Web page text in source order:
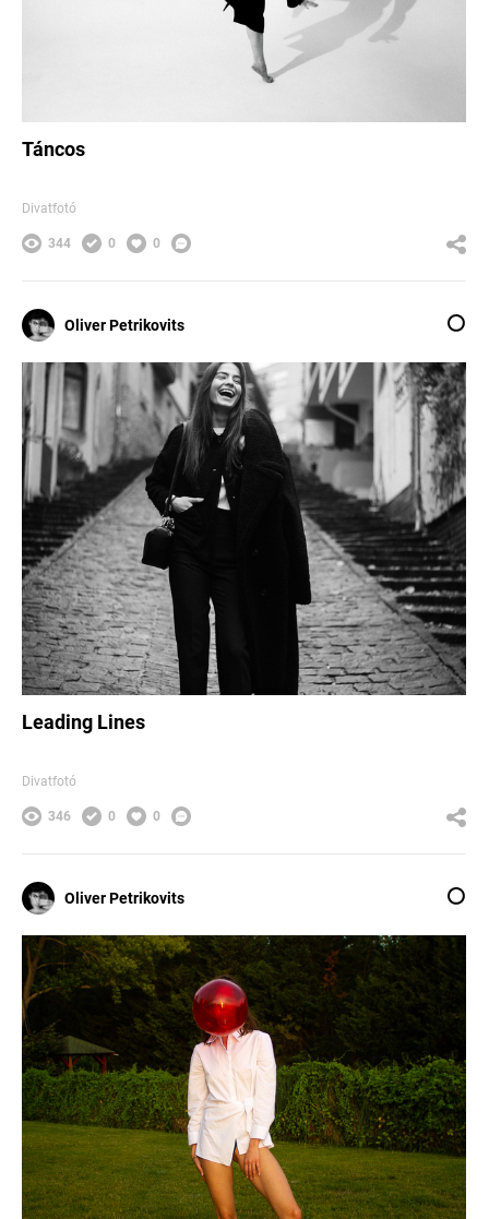
Táncos
Divatfotó
344 0 0
Oliver Petrikovits
Leading Lines
Divatfotó
346 0 0
Oliver Petrikovits